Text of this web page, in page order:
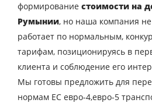
формирование стоимости на
Румынии, но наша компания
работает по нормальным,
тарифам, позиционируясь в
клиента и соблюдение его
Мы готовы предложить для
нормам ЕС евро-4,евро-5